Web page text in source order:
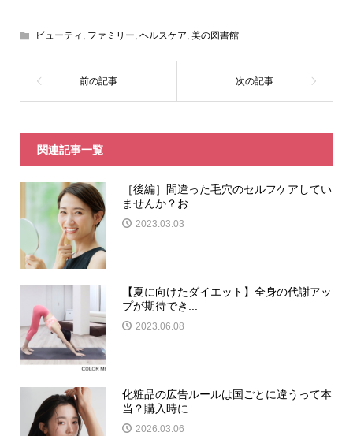
ビューティ , ファミリー, ヘルスケア, 美の図書館
関連記事一覧
［後編］間違った毛穴のセルフケアしてい
ませんか？お...
2023.03.03
【夏に向けたダイエット】全身の代謝アッ
プが期待でき...
2023.06.08
化粧品の広告ルールは国ごとに違うって本
当？購入時に...
2026.03.06